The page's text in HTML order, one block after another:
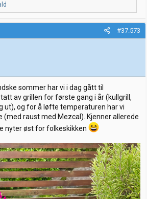
#37.573
sommer har vi i dag gått til
av grillen for første gang i år (kullgrill,
ut), og for å løfte temperaturen har vi
(med raust med Mezcal). Kjenner allerede
nyter øst for folkeskikken